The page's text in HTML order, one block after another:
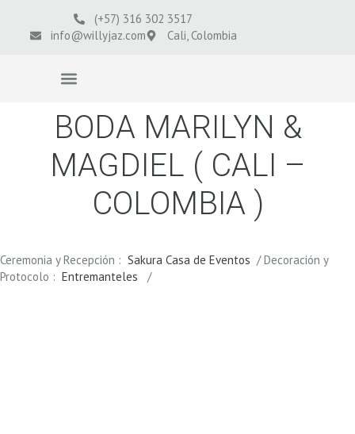
(+57) 316 302 3517
info@willyjaz.com
Cali, Colombia
BODA MARILYN &
MAGDIEL ( CALI –
COLOMBIA )
Ceremonia y Recepción : Sakura Casa de Eventos / Decoración y
Protocolo : Entremanteles /